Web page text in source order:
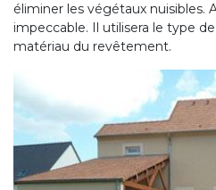
éliminer les végétaux nuisibles.
impeccable. Il utilisera le type
matériau du revêtement.